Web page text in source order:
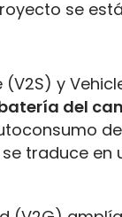
se
y
del
traduce en